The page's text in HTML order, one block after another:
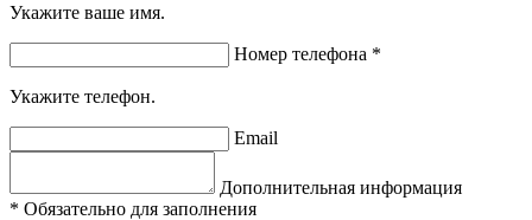
Укажите ваше имя.
Номер телефона *
Укажите телефон.
Email
Дополнительная информация
* Обязательно для заполнения